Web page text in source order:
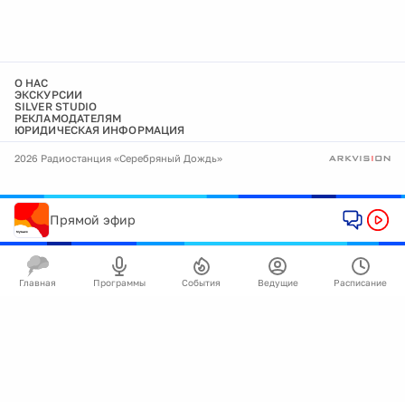
О НАС
ЭКСКУРСИИ
SILVER STUDIO
РЕКЛАМОДАТЕЛЯМ
ЮРИДИЧЕСКАЯ ИНФОРМАЦИЯ
2026 Радиостанция «Серебряный Дождь»
Прямой эфир
Главная Программы События Ведущие Расписание